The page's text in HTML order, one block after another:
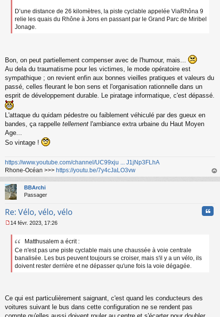
D’une distance de 26 kilomètres, la piste cyclable appelée ViaRhôna 9
relie les quais du Rhône à Jons en passant par le Grand Parc de Miribel
Jonage.
Bon, on peut partiellement compenser avec de l'humour, mais...
Au dela du traumatisme pour les victimes, le mode opératoire est
sympathique ; on revient enfin aux bonnes vieilles pratiques et valeurs du
passé, celles fleurant le bon sens et l'organisation rationnelle dans un
esprit de développement durable. Le piratage informatique, c'est dépassé.
L'attaque du quidam pédestre ou faiblement véhiculé par des gueux en
bandes, ça rappelle tellement l'ambiance extra urbaine du Haut Moyen
Age...
So vintage !
https://www.youtube.com/channel/UC99xju ... J1jNp3FLhA
Rhone-Océan >>> https://youtu.be/7y4cJaLO3vw
au
BBArchi
Passager
Re: Vélo, vélo, vélo
e
e
l
u
14 févr. 2023, 17:26
Matthusalem a écrit :
Ce n'est pas une piste cyclable mais une chaussée à voie centrale
banalisée. Les bus peuvent toujours se croiser, mais s'il y a un vélo, ils
doivent rester derrière et ne dépasser qu'une fois la voie dégagée.
Ce qui est particulièrement saignant, c'est quand les conducteurs des
voitures suivant le bus dans cette configuration ne se rendent pas